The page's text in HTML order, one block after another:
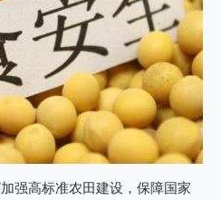
强高标准农田建设，保障国家